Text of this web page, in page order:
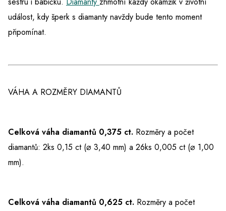
událost, kdy šperk s diamanty navždy bude tento moment
připomínat.
VÁHA A ROZMĚRY DIAMANTŮ
Celková váha diamantů 0,375 ct. Rozměry a počet
diamantů: 2ks 0,15 ct (⌀ 3,40 mm) a 26ks 0,005 ct (⌀ 1,00
mm).
Celková váha diamantů 0,625 ct. Rozměry a počet